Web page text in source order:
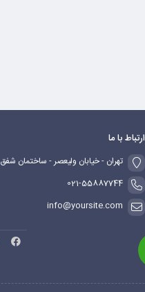
ارتباط با ما
تهران - خیابان ولیعصر - ساختمان شفق
021-55887744
info@yoursite.com